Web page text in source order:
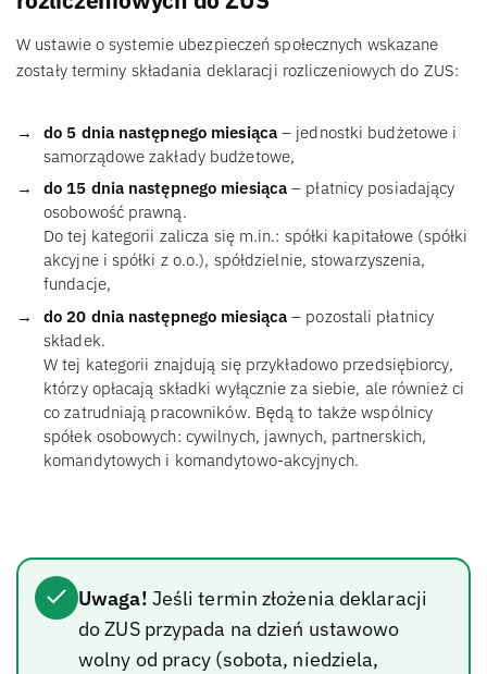
W ustawie o systemie ubezpieczeń społecznych wskazane
zostały terminy składania deklaracji rozliczeniowych do ZUS:
do 5 dnia następnego miesiąca– jednostki budżetowe i
samorządowe zakłady budżetowe,
do 15 dnia następnego miesiąca– płatnicy posiadający
osobowość prawną.
Do tej kategorii zalicza się m.in.: spółki kapitałowe (spółki
akcyjne i spółki z o.o.), spółdzielnie, stowarzyszenia,
fundacje,
do 20 dnia następnego miesiąca – pozostali płatnicy
składek.
W tej kategorii znajdują się przykładowo przedsiębiorcy,
którzy opłacają składki wyłącznie za siebie, ale również ci
co zatrudniają pracowników. Będą to także wspólnicy
spółek osobowych: cywilnych, jawnych, partnerskich,
komandytowych i komandytowo-akcyjnych.
Uwaga! Jeśli termin złożenia deklaracji
do ZUS przypada na dzień ustawowo
wolny od pracy (sobota, niedziela,